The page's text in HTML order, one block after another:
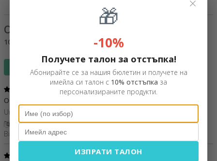
Отзиви
100%
би го препоръчал на приятел
Напиши отзив
5
O idee buna
Un cadou reușit pentru cei mici și tare apreciat.
Покажи превод
Bianca,Румъния
🎁
-10%
Получете талон за отстъпка!
Абонирайте се за нашия бюлетин и получете на
имейла си талон с 10% отстъпка за
персонализираните продукти.
ИЗПРАТИ ТАЛОН